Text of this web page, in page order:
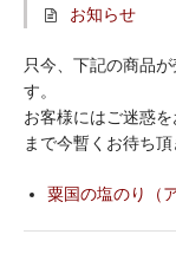
海苔
ふりかけ
ギフト
お知らせ
只今、下記の商品
す。
お客様にはご迷惑
まで今暫くお待ち
粟国の塩のり（